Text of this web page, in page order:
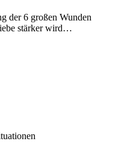
der 6 großen Wunden
stärker wird…